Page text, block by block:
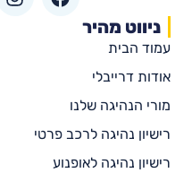
ניווט מהיר
עמוד הבית
אודות דרייבלי
מורי הנהיגה שלנו
רישיון נהיגה לרכב פרטי
רישיון נהיגה לאופנוע